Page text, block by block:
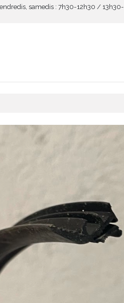
samedis : 7h30-12h30 / 13h30-